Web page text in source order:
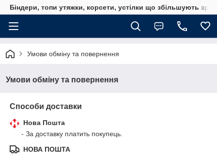
Біндери, топи утяжки, корсети, устілки що збільшують
Умови обміну та повернення
Умови обміну та повернення
Способи доставки
Нова Пошта
- За доставку платить покупець.
НОВА ПОШТА